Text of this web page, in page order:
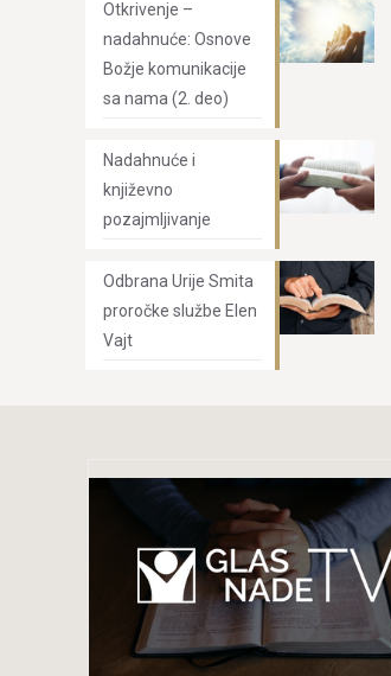
Otkrivenje –
nadahnuće: Osnove
Božje komunikacije
sa nama (2. deo)
Nadahnuće i
književno
pozajmljivanje
Odbrana Urije Smita
proročke službe Elen
Vajt